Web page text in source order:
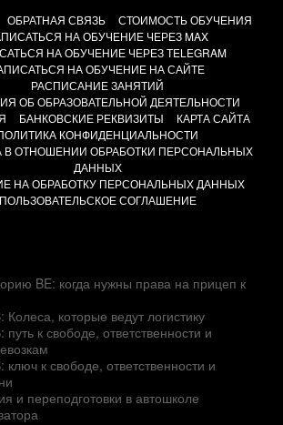
ОБРАТНАЯ СВЯЗЬ
СТОИМОСТЬ ОБУЧЕНИЯ
НА ОБУЧЕНИЕ ЧЕРЕЗ MAX
НА ОБУЧЕНИЕ ЧЕРЕЗ TELEGRAM
НА ОБУЧЕНИЕ НА САЙТЕ
РАСПИСАНИЕ ЗАНЯТИЙ
ОБ ОБРАЗОВАТЕЛЬНОЙ ДЕЯТЕЛЬНОСТИ
БАНКОВСКИЕ РЕКВИЗИТЫ
КАРТА САЙТА
КОНФИДЕНЦИАЛЬНОСТИ
В ОТНОШЕНИИ ОБРАБОТКИ ПЕРСОНАЛЬНЫХ
ДАННЫХ
НА ОБРАБОТКУ ПЕРСОНАЛЬНЫХ ДАННЫХ
ПОЛЬЗОВАТЕЛЬСКОЕ СОГЛАШЕНИЕ
BE: когда нужны права на прицеп к
Колеса, которые ведут логистику
путь к свободе, ответственности и
ключ к свободе, ответственности и
и переподготовки в автошколе